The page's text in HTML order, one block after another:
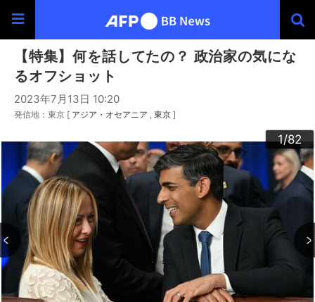
【特集】何を話してたの？ 政治家の気にな
るオフショット
2023年7月13日 10:20
発信地：東京 [ アジア・オセアニア 東京 ]
1/82
2/82
3/82
4/82
5/82
6/82
7/82
8/82
9/82
10/82
11/82
12/82
13/82
14/82
15/82
16/82
17/82
18/82
19/82
20/82
21/82
22/82
23/82
24/82
25/82
26/82
27/82
28/82
29/82
30/82
31/82
32/82
33/82
34/82
35/82
36/82
37/82
38/82
39/82
40/82
41/82
42/82
43/82
44/82
45/82
46/82
47/82
48/82
49/82
50/82
51/82
52/82
53/82
54/82
55/82
56/82
57/82
58/82
59/82
60/82
61/82
62/82
63/82
64/82
65/82
66/82
67/82
68/82
69/82
70/82
71/82
72/82
73/82
74/82
75/82
76/82
77/82
78/82
79/82
80/82
81/82
82/82